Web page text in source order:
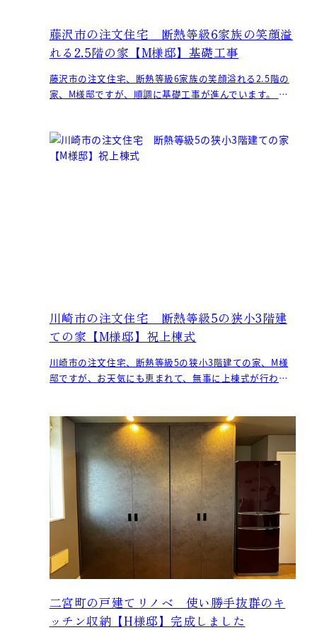
藤沢市の注文住宅 断熱等級6家族の笑顔溢
れる2.5階の家【M様邸】基礎工事
藤沢市の注文住宅、断熱等級6家族の笑顔溢れる2.5階の
家、M様邸ですが、順調に基礎工事が進んでいます。 耐
川崎市の注文住宅 断熱等級5の狭小3階建
ての家【M様邸】祝上棟式
川崎市の注文住宅、断熱等級5の狭小3階建ての家、M様
邸ですが、お天気にも恵まれて、無事に上棟式が行われ
二宮町の戸建てリノベ 使い勝手抜群のキ
ッチン収納【H様邸】完成しました